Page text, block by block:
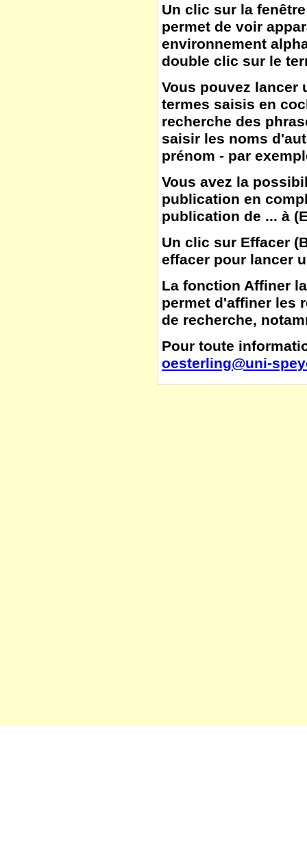
Un clic sur la
permet de voir
environnement
double clic sur le
Vous pouvez lancer
termes saisis en
recherche des
saisir les noms
prénom - par
Vous avez la
publication en
publication de ... à (
Un clic sur Effacer (
effacer pour lancer
La fonction Affiner
permet d'affiner les
de recherche,
Pour toute
oesterling@uni-